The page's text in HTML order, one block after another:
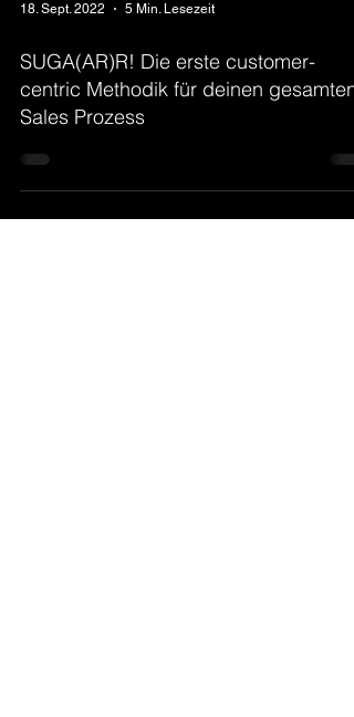
18. Sept. 2022 5 Min. Lesezeit
SUGA(AR)R! Die erste customer-
Sales Prozess